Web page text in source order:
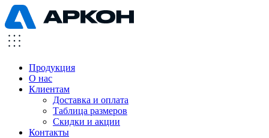
Продукция
О нас
Клиентам
Доставка и оплата
Таблица размеров
Скидки и акции
Контакты